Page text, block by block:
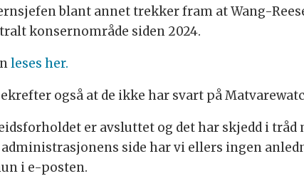
blant annet trekker fram at Wang-
konsernområde siden 2024.
leses her.
også at de ikke har svart på
er avsluttet og det har skjedd i
side har vi ellers ingen
i e-posten.